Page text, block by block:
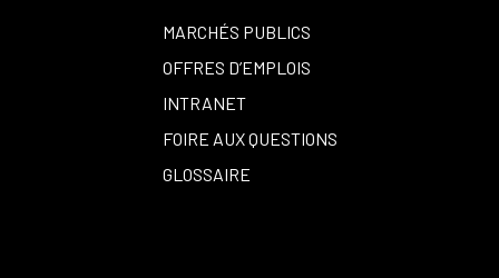
MARCHÉS PUBLICS
OFFRES D’EMPLOIS
INTRANET
FOIRE AUX QUESTIONS
GLOSSAIRE